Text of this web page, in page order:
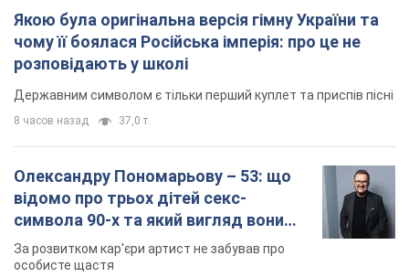
Якою була оригінальна версія гімну України та
чому її боялася Російська імперія: про це не
розповідають у школі
Державним символом є тільки перший куплет та приспів пісні
8 часов назад 37,0 т.
Олександру Пономарьову – 53: що
відомо про трьох дітей секс-
символа 90-х та який вигляд вони
мають
За розвитком кар'єри артист не забував про
особисте щастя